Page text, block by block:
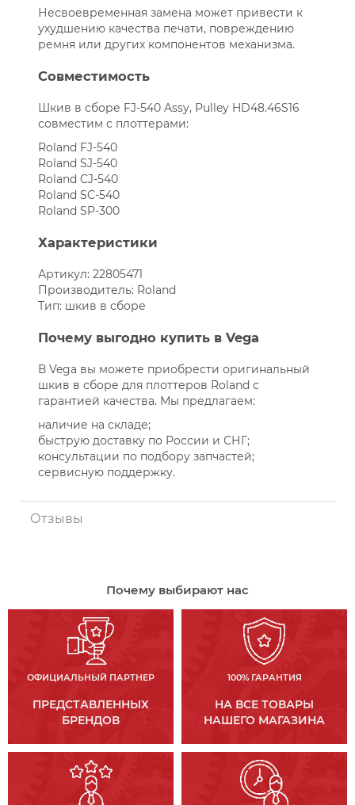
Несвоевременная замена может привести к
ухудшению качества печати, повреждению
ремня или других компонентов механизма.
Совместимость
Шкив в сборе FJ-540 Assy, Pulley HD48.46S16
совместим с плоттерами:
Roland FJ-540
Roland SJ-540
Roland CJ-540
Roland SC-540
Roland SP-300
Характеристики
Артикул: 22805471
Производитель: Roland
Тип: шкив в сборе
Почему выгодно купить в Vega
В Vega вы можете приобрести оригинальный
шкив в сборе для плоттеров Roland с
гарантией качества. Мы предлагаем:
наличие на складе;
быструю доставку по России и СНГ;
консультации по подбору запчастей;
сервисную поддержку.
Отзывы
Почему выбирают нас
ОФИЦИАЛЬНЫЙ ПАРТНЕР
ПРЕДСТАВЛЕННЫХ
БРЕНДОВ
100% ГАРАНТИЯ
НА ВСЕ ТОВАРЫ
НАШЕГО МАГАЗИНА